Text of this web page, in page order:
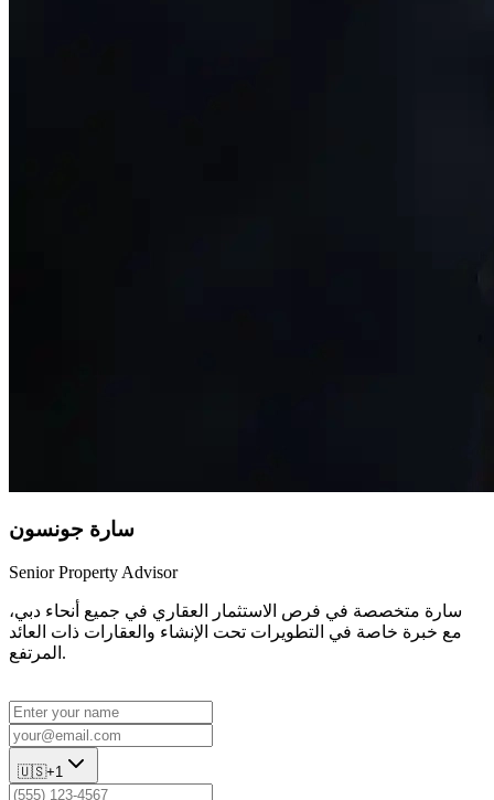
سارة جونسون
Senior Property Advisor
سارة متخصصة في فرص الاستثمار العقاري في جميع أنحاء دبي،
مع خبرة خاصة في التطويرات تحت الإنشاء والعقارات ذات العائد
المرتفع.
🇺🇸+1